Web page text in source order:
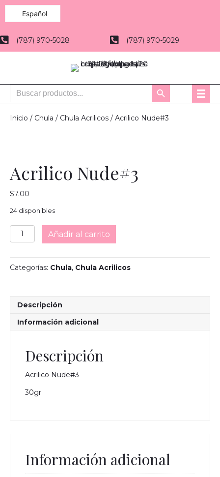
Español
(787) 970-5028 (787) 970-5029
Buscar:
Botón
de
búsqueda
Inicio / Chula / Chula Acrilicos / Acrilico Nude#3
Acrilico Nude#3
$7.00
24 disponibles
Acrilico
Nude#3
Añadir al carrito
Categorías: Chula, Chula Acrilicos
Descripción
Información adicional
Descripción
Acrilico Nude#3
30gr
Información adicional